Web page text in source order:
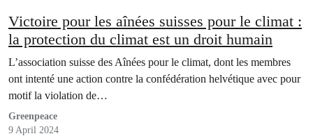
Victoire pour les aînées suisses pour le climat :
la protection du climat est un droit humain
L’association suisse des Aînées pour le climat, dont les membres
ont intenté une action contre la confédération helvétique avec pour
motif la violation de…
Greenpeace
9 April 2024